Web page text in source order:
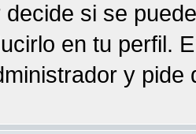
decide si se
en tu perfil.
y